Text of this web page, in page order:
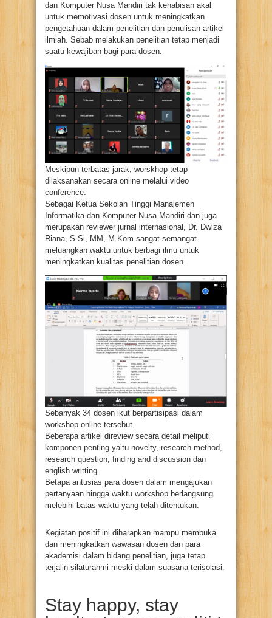
dan Komputer Nusa Mandiri tak kehabisan akal
untuk memotivasi dosen untuk meningkatkan
pengetahuan dalam penelitian dan penulisan artikel
ilmiah. Sebab melakukan penelitian tetap menjadi
suatu kewajiban bagi para dosen.
Meskipun terbatas jarak, worskhop tetap
dilaksanakan secara online melalui video
conference.
Sebagai Ketua Sekolah Tinggi Manajemen
Informatika dan Komputer Nusa Mandiri dan juga
merupakan reviewer jurnal internasional, Dr. Dwiza
Riana, S.Si, MM, M.Kom sangat semangat
meluangkan waktu untuk berbagi ilmu untuk
meningkatkan kualitas penelitian dosen.
Sebanyak 34 dosen ikut berpartisipasi dalam
workshop online tersebut.
Beberapa artikel direview secara detail meliputi
komponen penting yaitu novelty, research method,
research question, finding and discussion dan
english writting.
Betapa antusias para dosen dalam mengajukan
pertanyaan hingga waktu workshop berlangsung
melebihi batas waktu yang telah ditentukan.
Kegiatan positif ini diharapkan mampu membuka
dan meningkatkan wawasan dosen dan para
akademisi dalam bidang penelitian, juga tetap
terjalin silaturahmi meski dalam suasana terisolasi.
Stay happy, stay